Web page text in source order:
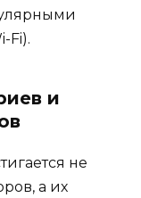
Fi).
и
не
а их